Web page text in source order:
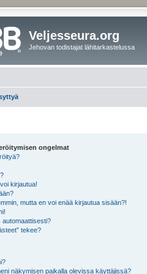
Veljesseura.org
Jehovan todistajat lähitarkastelussa
ongelmat
kirjautua!
mutta en voi enää kirjautua sisään?!
automaattisesti?
tekee?
näkymisen paikalla olevissa käyttäjissä?